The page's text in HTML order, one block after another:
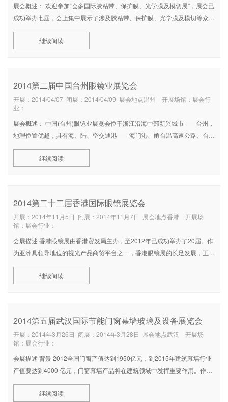
展会概述： 欢迎参加“会多国际胶粘带、保护膜、光学膜及模切展”，展会已
成功举办七届，会上集中展示了涉及胶粘带、保护膜、光学膜及模切等众多
领域相关的最新产品和技术，展览总面积拟定20,000平方米，预计将云集
继续阅读
2014第二届中国台州眼镜业展览会
开展：2014/04/07 闭展：2014/04/09 展会地点温州 开展场馆：展会行
业：
展会概述： 中国(台州)眼镜业展览会位于浙江沿海中部新兴城市——台州，
地理位置优越，具有海、陆、空交通港——海门港、甬台温高速公路、台缙
高速、沈海高速、甬台温铁路、路桥机场，交通便捷、物质集、散迅速。
台州杜桥镇特色经济明显，眼镜是杜桥最大的支柱产业，也是全国最大的眼
继续阅读
2014第二十二届香港国际眼镜展览会
开展：2014年11月5日 闭展：2014年11月7日 展会地点香港 开展场
馆：展会行业：
会展描述 香港眼镜展由香港贸发局主办，至2012年已成功举办了20届。作
为亚洲具领导地位的视光产品商贸平台之一，香港眼镜展的长足发展，正好
反映全球眼镜业欣欣向荣。2012年的眼镜展，比2011年增长3.6%，规模为
历届之冠。其中参展商的数目增至约630家，买家也上升至超过12,800名，
继续阅读
2014第五届武汉国际节能门窗幕墙玻璃及设备展览会
开展：2014年3月26日 闭展：2014年3月28日 展会地点武汉 开展场
馆：展会行业：
会展描述 背景 2012全国门窗产值达到1950亿元，到2015年建筑幕墙行业
产值要达到4000 亿元，门窗幕墙产品将在建筑领域中发挥重要作用。作为
建筑大省的湖北省，2012年建筑业总产值跨入万亿俱乐部，居中部地区首
位;武汉作为国家“两型社会”试验区以及自主创新示范区，同时获
继续阅读